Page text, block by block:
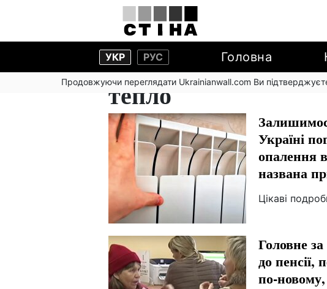
УКР РУС Головна
Продовжуючи переглядати Ukrainianwall.com Ви
тепло
Україні
опалення
названа
Цікаві
Головне
до пенсії,
по-